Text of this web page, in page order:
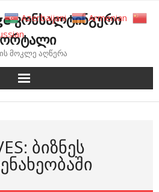
კონსალტინგური
მოკლე აღწერა
ᲑᲘᲖᲜᲔᲡ
Azerbaijani
Armenian